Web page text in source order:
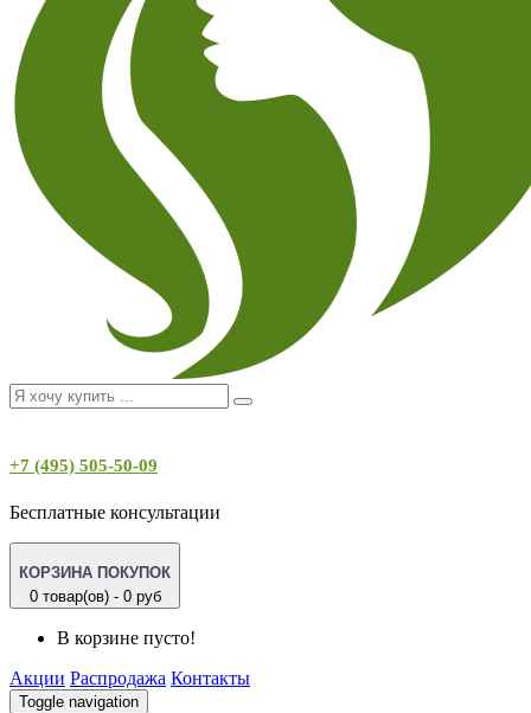
+7 (495) 505-50-09
Бесплатные консультации
КОРЗИНА ПОКУПОК
0 товар(ов) - 0 руб
В корзине пусто!
Акции Распродажа Контакты
Toggle navigation